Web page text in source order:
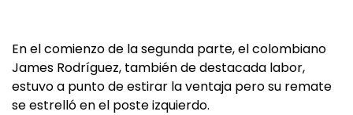
En el comienzo de la segunda parte, el colombiano
James Rodríguez, también de destacada labor,
estuvo a punto de estirar la ventaja pero su remate
se estrelló en el poste izquierdo.